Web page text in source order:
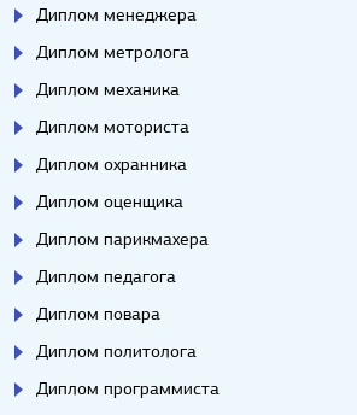
Диплом менеджера
Диплом метролога
Диплом механика
Диплом моториста
Диплом охранника
Диплом оценщика
Диплом парикмахера
Диплом педагога
Диплом повара
Диплом политолога
Диплом программиста